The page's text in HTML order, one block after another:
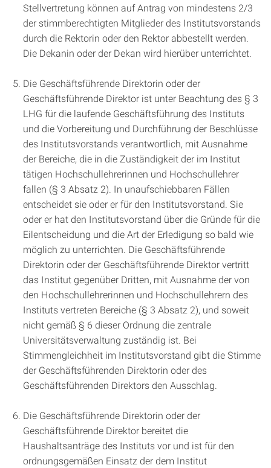
Stellvertretung können auf Antrag von mindestens 2/3
der stimmberechtigten Mitglieder des Institutsvorstands
durch die Rektorin oder den Rektor abbestellt werden.
Die Dekanin oder der Dekan wird hierüber unterrichtet.
Die Geschäftsführende Direktorin oder der
Geschäftsführende Direktor ist unter Beachtung des § 3
LHG für die laufende Geschäftsführung des Instituts
und die Vorbereitung und Durchführung der Beschlüsse
des Institutsvorstands verantwortlich, mit Ausnahme
der Bereiche, die in die Zuständigkeit der im Institut
tätigen Hochschullehrerinnen und Hochschullehrer
fallen (§ 3 Absatz 2). In unaufschiebbaren Fällen
entscheidet sie oder er für den Institutsvorstand. Sie
oder er hat den Institutsvorstand über die Gründe für die
Eilentscheidung und die Art der Erledigung so bald wie
möglich zu unterrichten. Die Geschäftsführende
Direktorin oder der Geschäftsführende Direktor vertritt
das Institut gegenüber Dritten, mit Ausnahme der von
den Hochschullehrerinnen und Hochschullehrern des
Instituts vertreten Bereiche (§ 3 Absatz 2), und soweit
nicht gemäß § 6 dieser Ordnung die zentrale
Universitätsverwaltung zuständig ist. Bei
Stimmengleichheit im Institutsvorstand gibt die Stimme
der Geschäftsführenden Direktorin oder des
Geschäftsführenden Direktors den Ausschlag.
Die Geschäftsführende Direktorin oder der
Geschäftsführende Direktor bereitet die
Haushaltsanträge des Instituts vor und ist für den
ordnungsgemäßen Einsatz der dem Institut